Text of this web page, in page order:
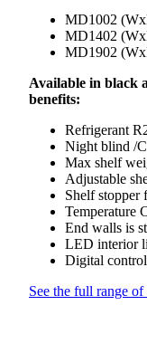
MD1002
MD1402
MD1902
Available in black
benefits:
Refrigerant
Night blind /
Max shelf
Adjustable
Shelf stopper
Temperature
End walls is
LED interior
Digital
See the full range